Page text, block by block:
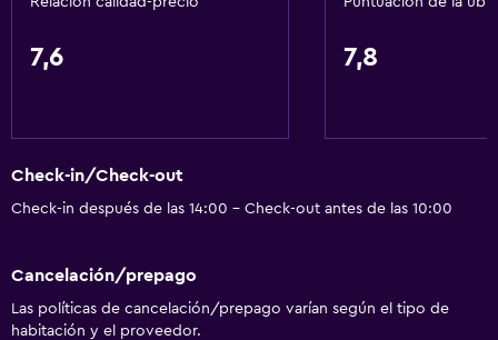
Teléfono
Alfombrado
Espacio de almacenamiento
7,6 7,8
Check-in/Check-out
Check-in después de las 14:00 - Check-out antes de las 10:00
Cancelación/prepago
Las políticas de cancelación/prepago varían según el tipo de
habitación y el proveedor.